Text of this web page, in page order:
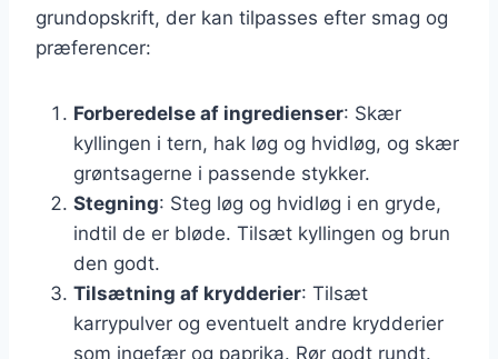
grundopskrift, der kan tilpasses efter smag og
præferencer:
Forberedelse af ingredienser: Skær
kyllingen i tern, hak løg og hvidløg, og skær
grøntsagerne i passende stykker.
Stegning: Steg løg og hvidløg i en gryde,
indtil de er bløde. Tilsæt kyllingen og brun
den godt.
Tilsætning af krydderier: Tilsæt
karrypulver og eventuelt andre krydderier
som ingefær og paprika. Rør godt rundt.